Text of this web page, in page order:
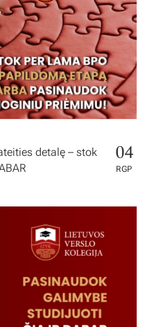
detalę – stok
04
RGP